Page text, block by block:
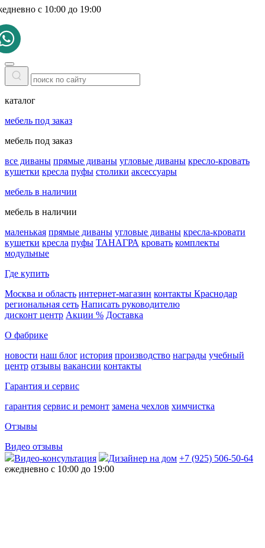
с 10:00 до 19:00
каталог
мебель под заказ
мебель под заказ
все диваны прямые диваны угловые диваны кресло-кровать
кушетки кресла пуфы столики аксессуары
мебель в наличии
мебель в наличии
маленькая прямые диваны угловые диваны кресла-кровати
кушетки кресла пуфы ТАНАГРА кровать комплекты
модульные
Где купить
Москва и область интернет-магазин контакты Краснодар
региональная сеть Написать руководителю
дисконт центр Акции % Доставка
О фабрике
новости наш блог история производство награды учебный
центр отзывы вакансии контакты
Гарантия и сервис
гарантия сервис и ремонт замена чехлов химчистка
Отзывы
Видео отзывы
Видео-консультация
Дизайнер на дом +7 (925) 506-50-64
ежедневно с 10:00 до 19:00